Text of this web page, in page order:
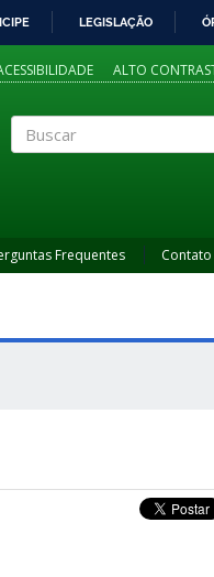
LEGISLAÇÃO
ALTO
Frequentes Contato